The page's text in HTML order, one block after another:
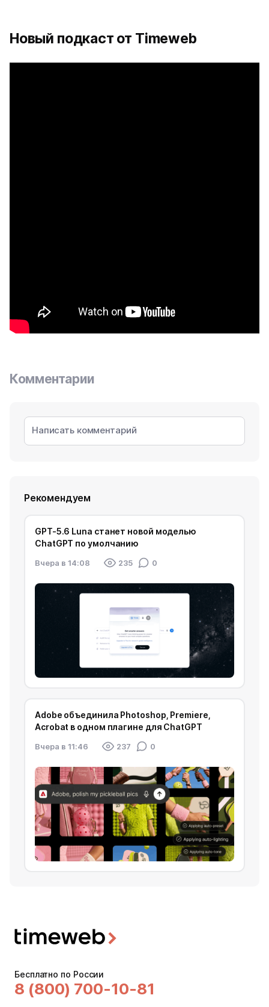
Новый подкаст от Timeweb
Комментарии
Рекомендуем
GPT-5.6 Luna станет новой моделью
ChatGPT по умолчанию
Вчера в 14:08 235 0
Adobe объединила Photoshop, Premiere,
Acrobat в одном плагине для ChatGPT
Вчера в 11:46 237 0
Бесплатно по России
8 (800) 700-10-81